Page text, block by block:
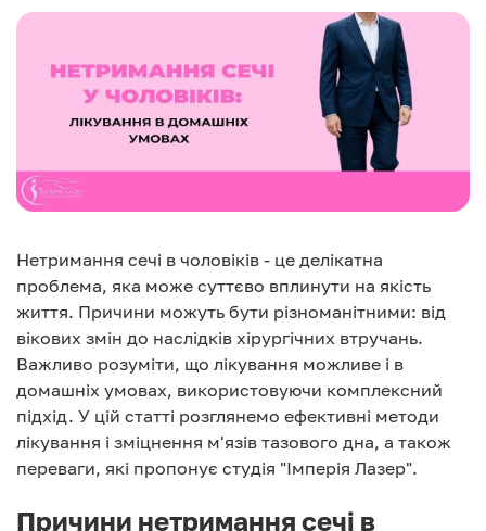
Нетримання сечі в чоловіків - це делікатна
проблема, яка може суттєво вплинути на якість
життя. Причини можуть бути різноманітними: від
вікових змін до наслідків хірургічних втручань.
Важливо розуміти, що лікування можливе і в
домашніх умовах, використовуючи комплексний
підхід. У цій статті розглянемо ефективні методи
лікування і зміцнення м'язів тазового дна, а також
переваги, які пропонує студія "Імперія Лазер".
Причини нетримання сечі в